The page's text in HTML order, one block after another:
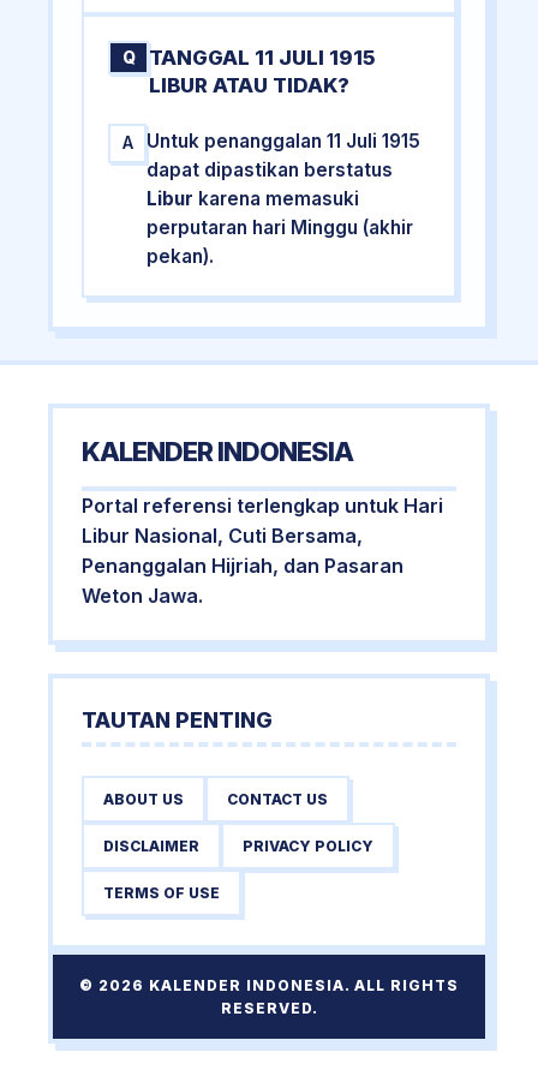
Q
TANGGAL 11 JULI 1915
LIBUR ATAU TIDAK?
A
Untuk penanggalan 11 Juli 1915
dapat dipastikan berstatus
Libur karena memasuki
perputaran hari Minggu (akhir
pekan).
KALENDER INDONESIA
Portal referensi terlengkap untuk Hari
Libur Nasional, Cuti Bersama,
Penanggalan Hijriah, dan Pasaran
Weton Jawa.
TAUTAN PENTING
ABOUT US CONTACT US
DISCLAIMER PRIVACY POLICY
TERMS OF USE
© 2026 KALENDER INDONESIA. ALL RIGHTS
RESERVED.